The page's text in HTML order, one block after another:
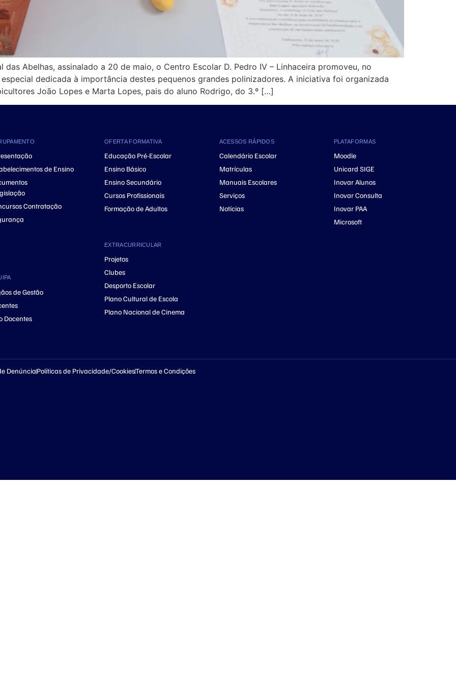
Abelhas, assinalado a 20 de maio, o Centro Escolar D. Pedro IV – Linhaceira promoveu, no
dedicada à importância destes pequenos grandes polinizadores. A iniciativa foi organizada
João Lopes e Marta Lopes, pais do aluno Rodrigo, do 3.º […]
de Ensino
Contratação
de Gestão
Docentes
OFERTA FORMATIVA
Educação Pré-Escolar
Ensino Básico
Ensino Secundário
Cursos Profissionais
Formação de Adultos
EXTRACURRICULAR
Projetos
Clubes
Desporto Escolar
Plano Cultural de Escola
Plano Nacional de Cinema
ACESSOS RÁPIDOS
Calendário Escolar
Matrículas
Manuais Escolares
Serviços
Notícias
PLATAFORMAS
Moodle
Unicard SIGE
Inovar Alunos
Inovar Consulta
Inovar PAA
Microsoft
Denúncia Políticas de Privacidade/CookiesTermos e Condições